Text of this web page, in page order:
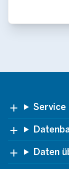
Footer Service
Daten